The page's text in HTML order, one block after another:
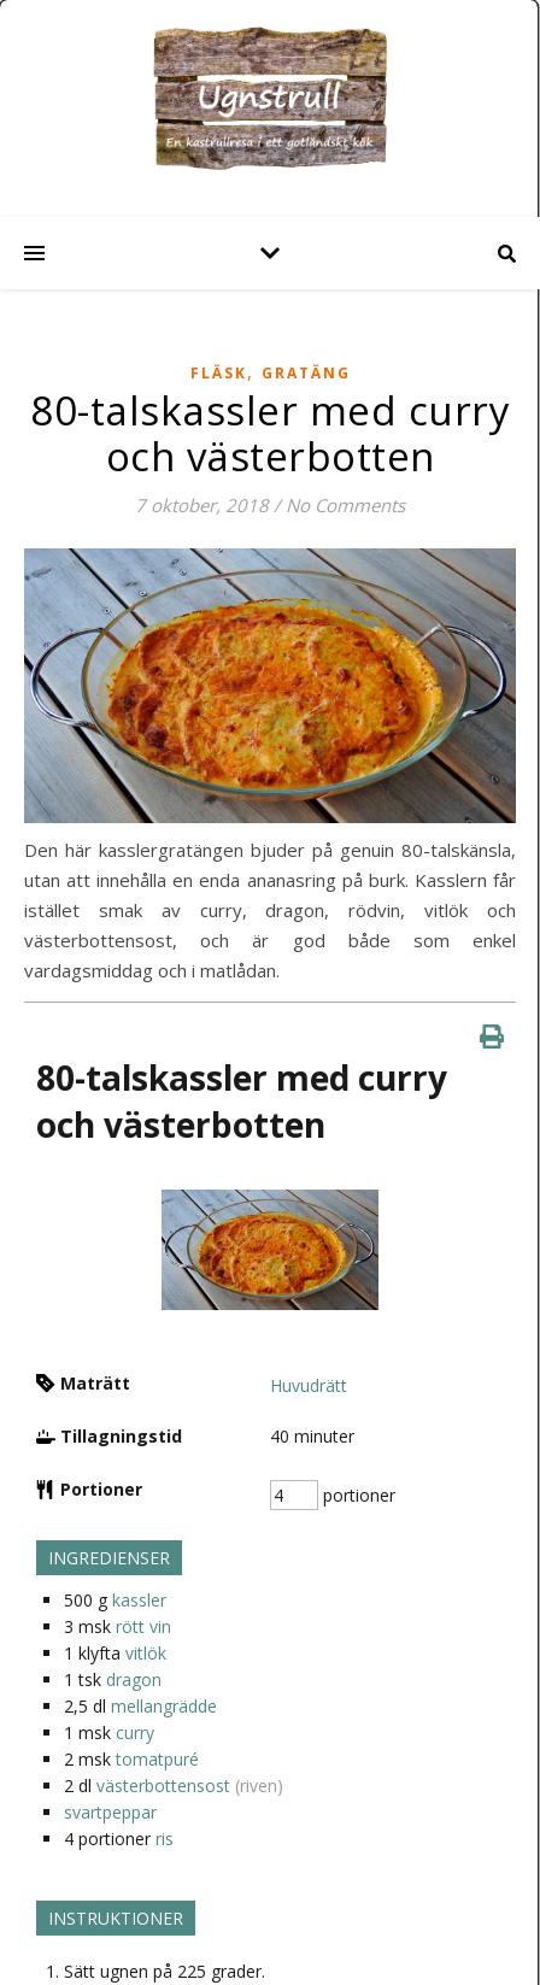
FLÄSK, GRATÄNG
80-talskassler med curry
och västerbotten
7 oktober, 2018 / No Comments
Den här kasslergratängen bjuder på genuin 80-talskänsla,
utan att innehålla en enda ananasring på burk. Kasslern får
istället smak av curry, dragon, rödvin, vitlök och
västerbottensost, och är god både som enkel
vardagsmiddag och i matlådan.
80-talskassler med curry
och västerbotten
Maträtt Huvudrätt
Tillagningstid 40 minuter
Portioner portioner
INGREDIENSER
500 g kassler
3 msk rött vin
1 klyfta vitlök
1 tsk dragon
2,5 dl mellangrädde
1 msk curry
2 msk tomatpuré
2 dl västerbottensost (riven)
svartpeppar
4 portioner ris
INSTRUKTIONER
Sätt ugnen på 225 grader.